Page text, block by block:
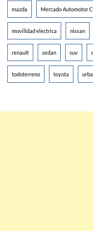
mazda Mercado Automotor
movilidad electrica nissan
renault sedan suv
todoterreno toyota